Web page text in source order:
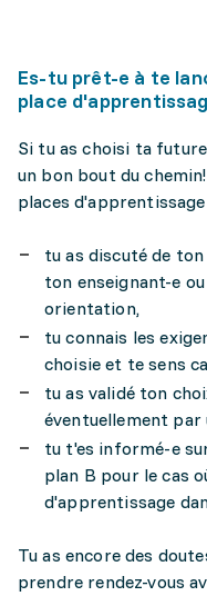
Es-tu prêt-e à te
place
Si tu as choisi ta
un bon bout du
places
tu as discuté de
ton enseignant-e
orientation,
tu connais les
choisie et te sens
tu as validé ton
éventuellement par
tu t'es informé-e
plan B pour le cas
d'apprentissage
Tu as encore des
prendre rendez-vous